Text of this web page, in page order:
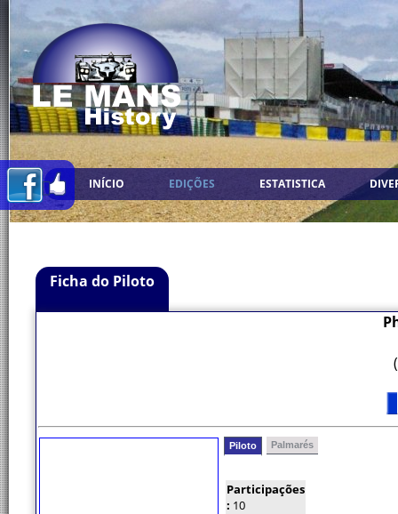
INÍCIO EDIÇÕES ESTATISTICA
Ficha do Piloto
Piloto Palmarés
Participações
: 10